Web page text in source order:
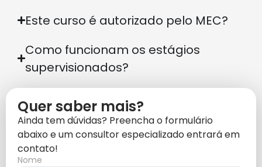
Este curso é autorizado pelo MEC?
Como funcionam os estágios
supervisionados?
Quer saber mais?
Ainda tem dúvidas? Preencha o formulário
abaixo e um consultor especializado entrará em
contato!
Nome